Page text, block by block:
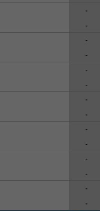
-
-
-
-
-
-
-
-
-
-
-
-
-
-